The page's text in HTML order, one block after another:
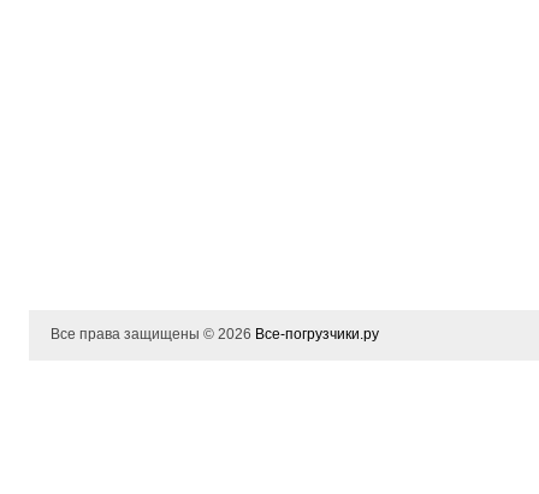
Все права защищены © 2026 Все-погрузчики.ру